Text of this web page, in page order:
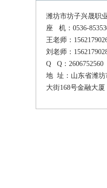
潍坊市坊子兴晟职
座 机：0536-
王老师：
刘老师：
Q Q：2606752560
地 址：山东省潍坊
大街168号金融大厦